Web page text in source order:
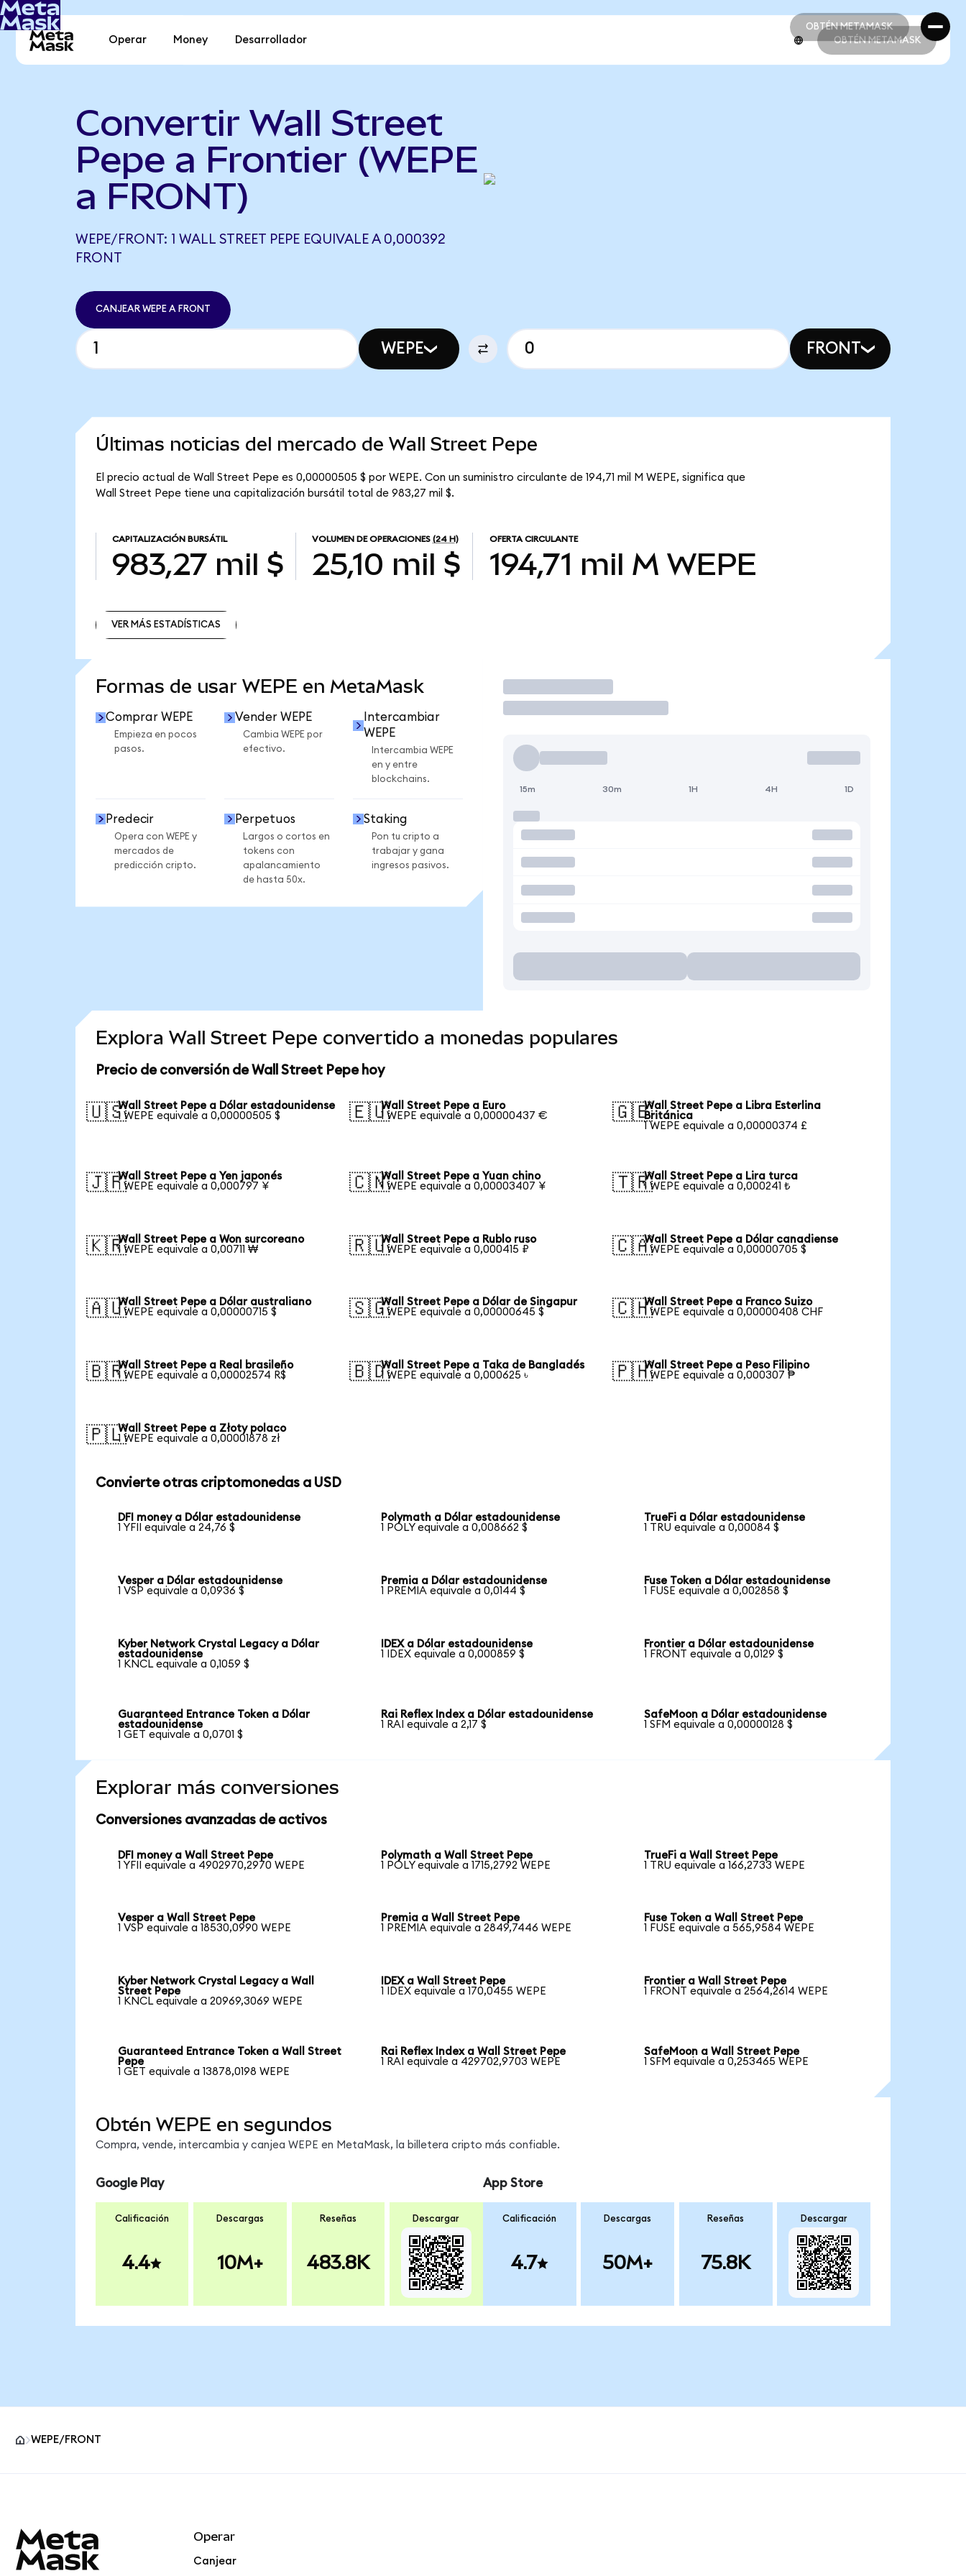
OBTÉN METAMASK
OBTÉN METAMASK
Operar Money Desarrollador OBTÉN METAMASK
Convertir Wall Street
Pepe a Frontier (WEPE
a FRONT)
WEPE/FRONT: 1 WALL STREET PEPE EQUIVALE A 0,000392
FRONT
CANJEAR WEPE A FRONT
WEPE FRONT
Últimas noticias del mercado de Wall Street Pepe
El precio actual de Wall Street Pepe es 0,00000505 $ por WEPE. Con un suministro circulante de 194,71 mil M WEPE, significa que
Wall Street Pepe tiene una capitalización bursátil total de 983,27 mil $.
CAPITALIZACIÓN BURSÁTIL
983,27 mil $
VOLUMEN DE OPERACIONES (24 H)
25,10 mil $
OFERTA CIRCULANTE
194,71 mil M WEPE
VER MÁS ESTADÍSTICAS
Formas de usar WEPE en MetaMask
Comprar WEPE
Empieza en pocos
pasos.
Vender WEPE
Cambia WEPE por
efectivo.
Intercambiar
WEPE
Intercambia WEPE
en y entre
blockchains.
Predecir
Opera con WEPE y
mercados de
predicción cripto.
Perpetuos
Largos o cortos en
tokens con
apalancamiento
de hasta 50x.
Staking
Pon tu cripto a
trabajar y gana
ingresos pasivos.
Operar
15m 30m 1H 4H 1D
Explora Wall Street Pepe convertido a monedas populares
Precio de conversión de Wall Street Pepe hoy
🇺🇸Wall Street Pepe a Dólar estadounidense
1 WEPE equivale a 0,00000505 $
🇪🇺Wall Street Pepe a Euro
1 WEPE equivale a 0,00000437 €
🇬🇧Wall Street Pepe a Libra Esterlina
Británica
1 WEPE equivale a 0,00000374 £
🇯🇵Wall Street Pepe a Yen japonés
1 WEPE equivale a 0,000797 ¥
🇨🇳Wall Street Pepe a Yuan chino
1 WEPE equivale a 0,00003407 ¥
🇹🇷Wall Street Pepe a Lira turca
1 WEPE equivale a 0,000241 ₺
🇰🇷Wall Street Pepe a Won surcoreano
1 WEPE equivale a 0,00711 ₩
🇷🇺Wall Street Pepe a Rublo ruso
1 WEPE equivale a 0,000415 ₽
🇨🇦Wall Street Pepe a Dólar canadiense
1 WEPE equivale a 0,00000705 $
🇦🇺Wall Street Pepe a Dólar australiano
1 WEPE equivale a 0,00000715 $
🇸🇬Wall Street Pepe a Dólar de Singapur
1 WEPE equivale a 0,00000645 $
🇨🇭Wall Street Pepe a Franco Suizo
1 WEPE equivale a 0,00000408 CHF
🇧🇷Wall Street Pepe a Real brasileño
1 WEPE equivale a 0,00002574 R$
🇧🇩Wall Street Pepe a Taka de Bangladés
1 WEPE equivale a 0,000625 ৳
🇵🇭Wall Street Pepe a Peso Filipino
1 WEPE equivale a 0,000307 ₱
🇵🇱Wall Street Pepe a Złoty polaco
1 WEPE equivale a 0,00001878 zł
Convierte otras criptomonedas a USD
DFI money a Dólar estadounidense
1 YFII equivale a 24,76 $
Polymath a Dólar estadounidense
1 POLY equivale a 0,008662 $
TrueFi a Dólar estadounidense
1 TRU equivale a 0,00084 $
Vesper a Dólar estadounidense
1 VSP equivale a 0,0936 $
Premia a Dólar estadounidense
1 PREMIA equivale a 0,0144 $
Fuse Token a Dólar estadounidense
1 FUSE equivale a 0,002858 $
Kyber Network Crystal Legacy a Dólar
estadounidense
1 KNCL equivale a 0,1059 $
IDEX a Dólar estadounidense
1 IDEX equivale a 0,000859 $
Frontier a Dólar estadounidense
1 FRONT equivale a 0,0129 $
Guaranteed Entrance Token a Dólar
estadounidense
1 GET equivale a 0,0701 $
Rai Reflex Index a Dólar estadounidense
1 RAI equivale a 2,17 $
SafeMoon a Dólar estadounidense
1 SFM equivale a 0,00000128 $
Explorar más conversiones
Conversiones avanzadas de activos
DFI money a Wall Street Pepe
1 YFII equivale a 4902970,2970 WEPE
Polymath a Wall Street Pepe
1 POLY equivale a 1715,2792 WEPE
TrueFi a Wall Street Pepe
1 TRU equivale a 166,2733 WEPE
Vesper a Wall Street Pepe
1 VSP equivale a 18530,0990 WEPE
Premia a Wall Street Pepe
1 PREMIA equivale a 2849,7446 WEPE
Fuse Token a Wall Street Pepe
1 FUSE equivale a 565,9584 WEPE
Kyber Network Crystal Legacy a Wall
Street Pepe
1 KNCL equivale a 20969,3069 WEPE
IDEX a Wall Street Pepe
1 IDEX equivale a 170,0455 WEPE
Frontier a Wall Street Pepe
1 FRONT equivale a 2564,2614 WEPE
Guaranteed Entrance Token a Wall Street
Pepe
1 GET equivale a 13878,0198 WEPE
Rai Reflex Index a Wall Street Pepe
1 RAI equivale a 429702,9703 WEPE
SafeMoon a Wall Street Pepe
1 SFM equivale a 0,253465 WEPE
Obtén WEPE en segundos
Compra, vende, intercambia y canjea WEPE en MetaMask, la billetera cripto más confiable.
Google Play
Calificación
4.4
Descargas
10M+
Reseñas
483.8K
Descargar
App Store
Calificación
4.7
Descargas
50M+
Reseñas
75.8K
Descargar
WEPE/FRONT
Operar
Canjear